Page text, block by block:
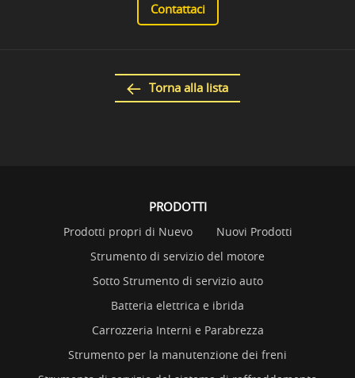
Contattaci
Torna alla lista
PRODOTTI
Prodotti propri di Nuevo
Nuovi Prodotti
Strumento di servizio del motore
Sotto Strumento di servizio auto
Batteria elettrica e ibrida
Carrozzeria Interni e Parabrezza
Strumento per la manutenzione dei freni